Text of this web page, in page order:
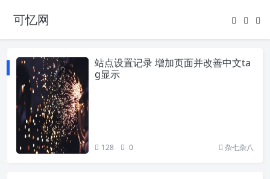
可忆网
站点设置记录 增加页面并改善中文ta
g显示
128 0 杂七杂八